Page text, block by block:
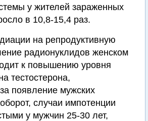
у жителей зараженных
в 10,8-15,4 раз.
на репродуктивную
радионуклидов женском
к повышению уровня
тестостерона,
появление мужских
случаи импотенции
у мужчин 25-30 лет,